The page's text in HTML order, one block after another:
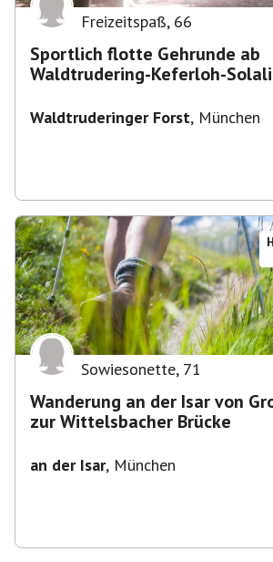
Freizeitspaß, 66
Sportlich flotte Gehrunde ab
Waldtrudering-Keferloh-
Waldtruderinger Forst, München
Sowiesonette, 71
Wanderung an der Isar von
zur Wittelsbacher Brücke
an der Isar, München